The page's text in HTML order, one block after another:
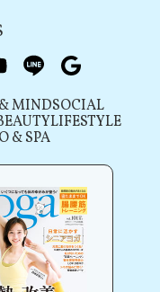
youtubeline
MINDSOCIAL
LIFESTYLE
& SPA